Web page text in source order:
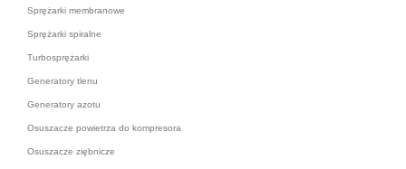
Sprężarki membranowe
Sprężarki spiralne
Turbosprężarki
Generatory tlenu
Generatory azotu
Osuszacze powietrza do kompresora
Osuszacze ziębnicze